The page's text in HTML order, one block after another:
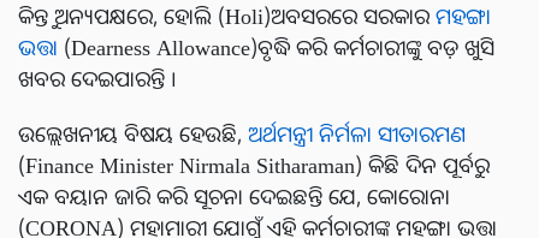
କିନ୍ତୁ ଅନ୍ୟପକ୍ଷରେ, ହୋଲି (Holi)ଅବସରରେ ସରକାର ମହଙ୍ଗା
ଭତ୍ତା (Dearness Allowance)ବୃଦ୍ଧି କରି କର୍ମଚାରୀଙ୍କୁ ବଡ଼ ଖୁସି
ଖବର ଦେଇପାରନ୍ତି ।
ଉଲ୍ଲେଖନୀୟ ବିଷୟ ହେଉଛି, ଅର୍ଥମନ୍ତ୍ରୀ ନିର୍ମଳା ସୀତାରମଣ
(Finance Minister Nirmala Sitharaman) କିଛି ଦିନ ପୂର୍ବରୁ
ଏକ ବୟାନ ଜାରି କରି ସୂଚନା ଦେଇଛନ୍ତି ଯେ, କୋରୋନା
(CORONA) ମହାମାରୀ ଯୋଗୁଁ ଏହି କର୍ମଚାରୀଙ୍କ ମହଙ୍ଗା ଭତ୍ତା